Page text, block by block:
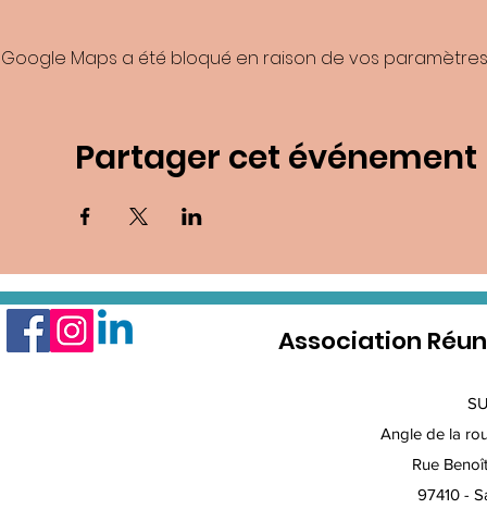
Google Maps a été bloqué en raison de vos
Partager cet événement
Association
Angle de la
Rue
97410 -